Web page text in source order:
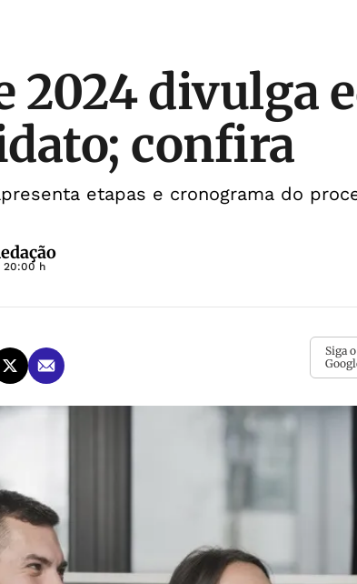
2024 divulga
confira
etapas e cronograma do
20:00 h
Siga o